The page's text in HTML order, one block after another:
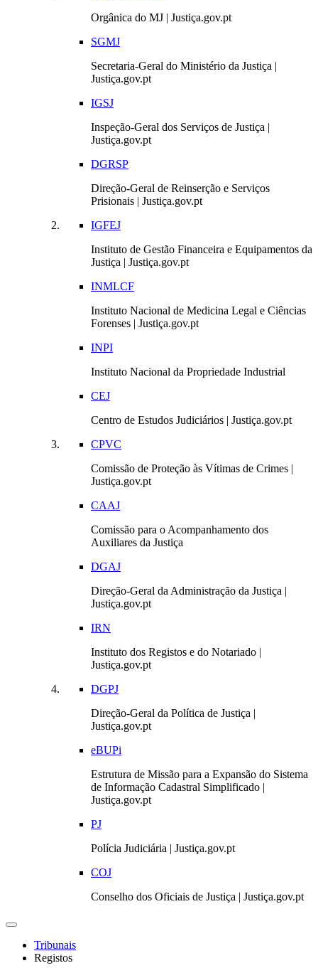
Orgânica do MJ | Justiça.gov.pt
SGMJ
Secretaria-Geral do Ministério da Justiça |
Justiça.gov.pt
IGSJ
Inspeção-Geral dos Serviços de Justiça |
Justiça.gov.pt
DGRSP
Direção-Geral de Reinserção e Serviços
Prisionais | Justiça.gov.pt
IGFEJ
Instituto de Gestão Financeira e Equipamentos da
Justiça | Justiça.gov.pt
INMLCF
Instituto Nacional de Medicina Legal e Ciências
Forenses | Justiça.gov.pt
INPI
Instituto Nacional da Propriedade Industrial
CEJ
Centro de Estudos Judiciários | Justiça.gov.pt
CPVC
Comissão de Proteção às Vítimas de Crimes |
Justiça.gov.pt
CAAJ
Comissão para o Acompanhamento dos
Auxiliares da Justiça
DGAJ
Direção-Geral da Administração da Justiça |
Justiça.gov.pt
IRN
Instituto dos Registos e do Notariado |
Justiça.gov.pt
DGPJ
Direção-Geral da Política de Justiça |
Justiça.gov.pt
eBUPi
Estrutura de Missão para a Expansão do Sistema
de Informação Cadastral Simplificado |
Justiça.gov.pt
PJ
Polícia Judiciária | Justiça.gov.pt
COJ
Conselho dos Oficiais de Justiça | Justiça.gov.pt
Toggle
navigationTribunais
Registos